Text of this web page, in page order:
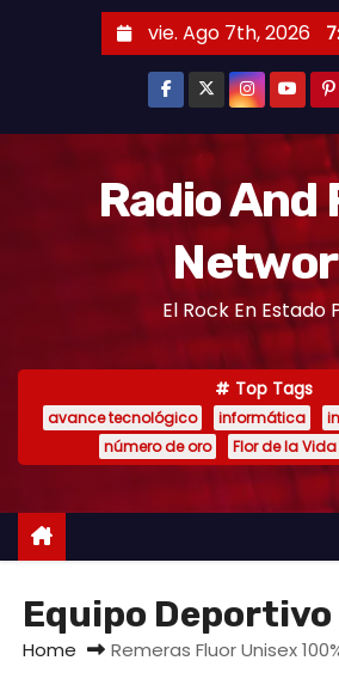
vie. Ago 7th, 2026
Radio And
El Rock En Estado
Top Tags
avance tecnológico informática
número de oro
Flor de la Vida
Equipo Deportivo
Home Remeras Fluor Unisex